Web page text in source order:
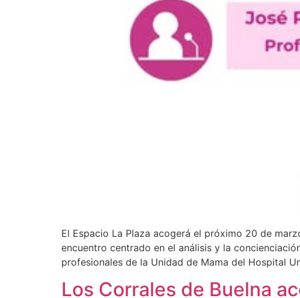
El Espacio La Plaza acogerá el próximo 20 de
encuentro centrado en el análisis y la
profesionales de la Unidad de Mama del Hospital
Los Corrales de Buelna